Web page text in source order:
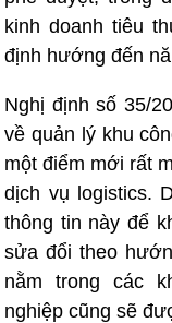
kinh doanh tiêu
định hướng đến
Nghị định số 35/
về quản lý khu
một điểm mới rất
dịch vụ logistics.
thông tin này để
sửa đổi theo
nằm trong các
nghiệp cũng sẽ